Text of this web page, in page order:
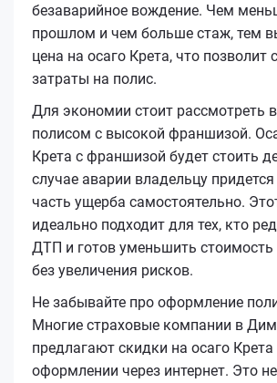
безаварийное вождение. Чем
прошлом и чем больше стаж, тем
цена на осаго Кретa, что позволит
затраты на полис.
Для экономии стоит рассмотреть
полисом с высокой франшизой.
Кретa с франшизой будет стоить
случае аварии владельцу
часть ущерба самостоятельно.
идеально подходит для тех, кто
ДТП и готов уменьшить стоимость
без увеличения рисков.
Не забывайте про оформление
Многие страховые компании в
предлагают скидки на осаго Кретa
оформлении через интернет. Это